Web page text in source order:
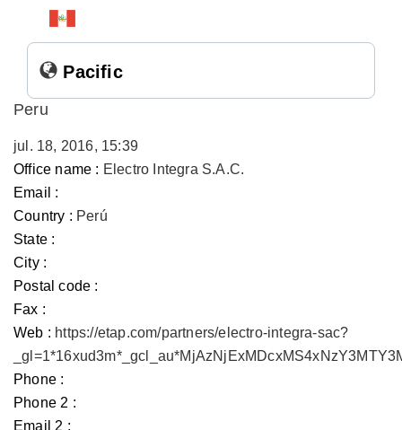
Pacific
Peru
jul. 18, 2016, 15:39
Office name : Electro Integra S.A.C.
Email :
Country : Perú
State :
City :
Postal code :
Fax :
Web : https://etap.com/partners/electro-integra-sac?
Phone :
Phone 2 :
Email 2 :